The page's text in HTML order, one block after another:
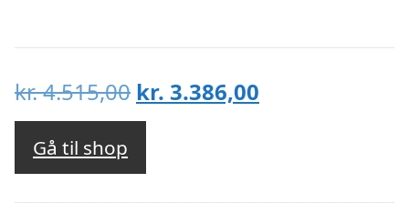
kr.4.515,00 Den
oprindelige
var:
kr. 4.515,00.
kr. 3.386,00
kr. 3.386,00.
Gå til shop